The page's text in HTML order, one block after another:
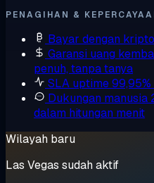
PENAGIHAN &
Bayar dengan kripto
Garansi uang
penuh, tanpa tanya
SLA uptime 99,95%
Dukungan manusia
dalam hitungan menit
Wilayah baru
Las Vegas sudah aktif